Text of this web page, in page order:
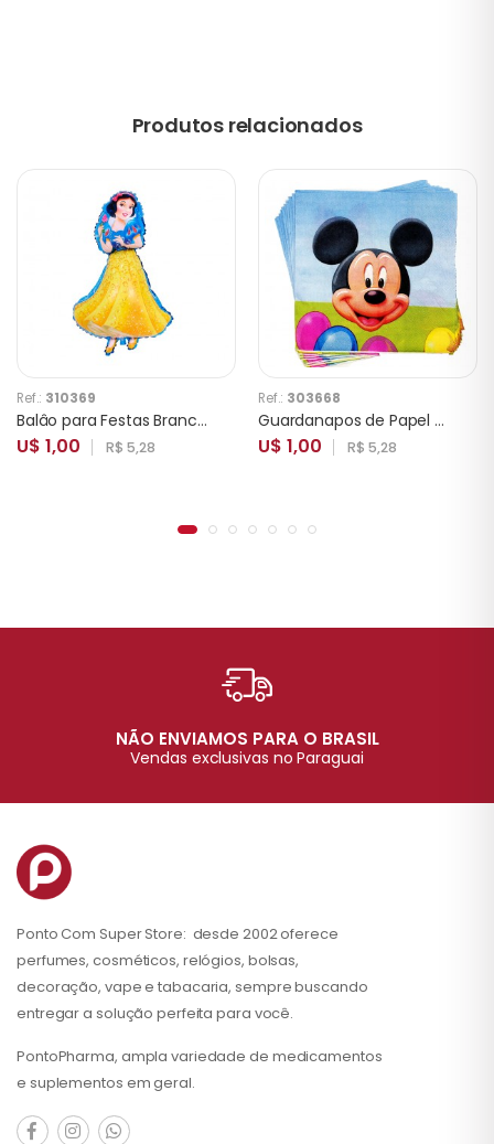
Produtos relacionados
Ref.: 310369
Balâo para Festas Branca de Neve YSBLY59
U$ 1,00 R$ 5,28
Ref.: 303668
Guardanapos de Papel Mickey 10 Unidades
U$ 1,00 R$ 5,28
NÃO ENVIAMOS PARA O BRASIL
Vendas exclusivas no Paraguai
Ponto Com Super Store: desde 2002 oferece
perfumes, cosméticos, relógios, bolsas,
decoração, vape e tabacaria, sempre buscando
entregar a solução perfeita para você.
PontoPharma, ampla variedade de medicamentos
e suplementos em geral.